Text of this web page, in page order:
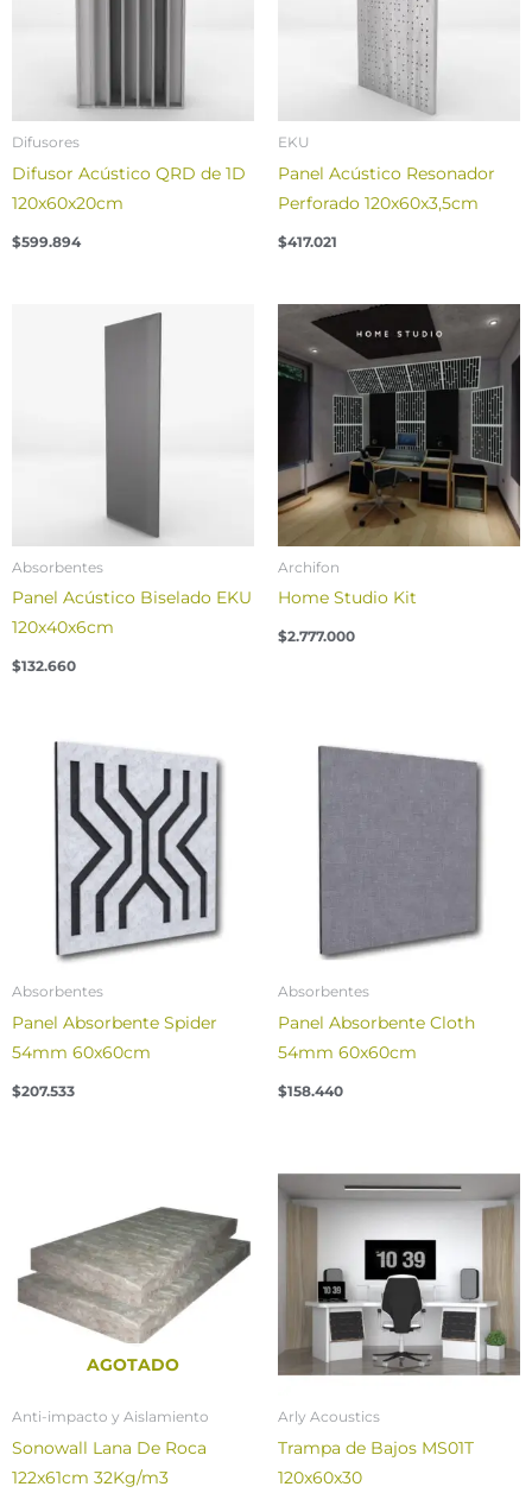
Difusores
Difusor Acústico QRD de 1D
120x60x20cm
$599.894
EKU
Panel Acústico Resonador
Perforado 120x60x3,5cm
$417.021
Absorbentes
Panel Acústico Biselado EKU
120x40x6cm
$132.660
Archifon
Home Studio Kit
$2.777.000
Absorbentes
Panel Absorbente Spider
54mm 60x60cm
$207.533
Absorbentes
Panel Absorbente Cloth
54mm 60x60cm
$158.440
AGOTADO
Anti-impacto y Aislamiento
Sonowall Lana De Roca
122x61cm 32Kg/m3
through
$40.699
Arly Acoustics
Trampa de Bajos MS01T
120x60x30